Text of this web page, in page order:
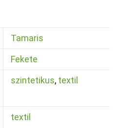
Tamaris
Fekete
szintetikus, textil
textil